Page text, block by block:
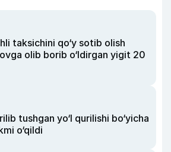
taksichini qo‘y sotib olish
olib borib o‘ldirgan yigit 20
tushgan yo‘l qurilishi bo‘yicha
o‘qildi